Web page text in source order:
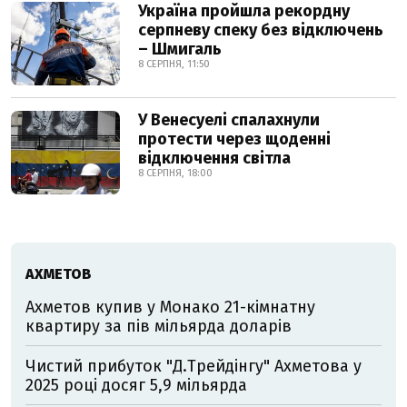
Україна пройшла рекордну
серпневу спеку без відключень
– Шмигаль
8 СЕРПНЯ, 11:50
У Венесуелі спалахнули
протести через щоденні
відключення світла
8 СЕРПНЯ, 18:00
АХМЕТОВ
Ахметов купив у Монако 21-кімнатну
квартиру за пів мільярда доларів
Чистий прибуток "Д.Трейдінгу" Ахметова у
2025 році досяг 5,9 мільярда